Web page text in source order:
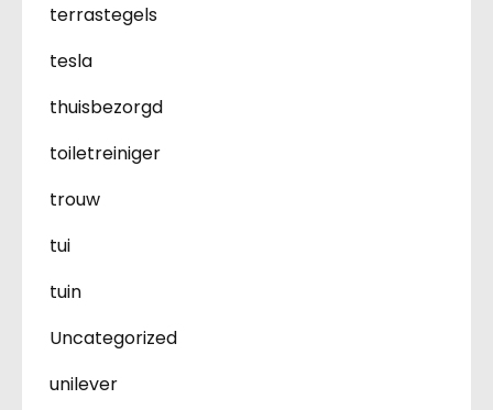
terrastegels
tesla
thuisbezorgd
toiletreiniger
trouw
tui
tuin
Uncategorized
unilever